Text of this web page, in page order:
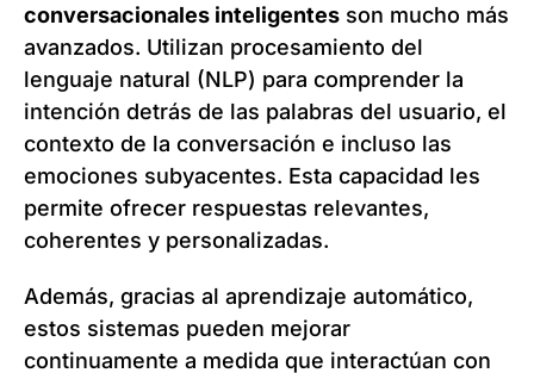
conversacionales inteligentes son mucho más
avanzados. Utilizan procesamiento del
lenguaje natural (NLP) para comprender la
intención detrás de las palabras del usuario, el
contexto de la conversación e incluso las
emociones subyacentes. Esta capacidad les
permite ofrecer respuestas relevantes,
coherentes y personalizadas.
Además, gracias al aprendizaje automático,
estos sistemas pueden mejorar
continuamente a medida que interactúan con